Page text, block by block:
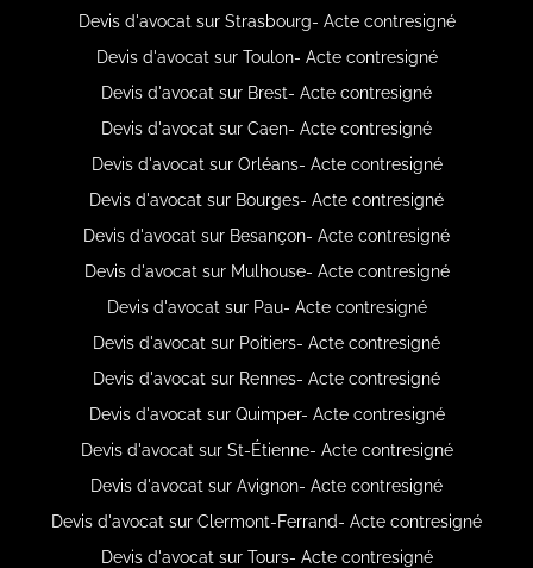
Devis d'avocat sur Strasbourg- Acte contresigné
Devis d'avocat sur Toulon- Acte contresigné
Devis d'avocat sur Brest- Acte contresigné
Devis d'avocat sur Caen- Acte contresigné
Devis d'avocat sur Orléans- Acte contresigné
Devis d'avocat sur Bourges- Acte contresigné
Devis d'avocat sur Besançon- Acte contresigné
Devis d'avocat sur Mulhouse- Acte contresigné
Devis d'avocat sur Pau- Acte contresigné
Devis d'avocat sur Poitiers- Acte contresigné
Devis d'avocat sur Rennes- Acte contresigné
Devis d'avocat sur Quimper- Acte contresigné
Devis d'avocat sur St-Étienne- Acte contresigné
Devis d'avocat sur Avignon- Acte contresigné
Devis d'avocat sur Clermont-Ferrand- Acte contresigné
Devis d'avocat sur Tours- Acte contresigné